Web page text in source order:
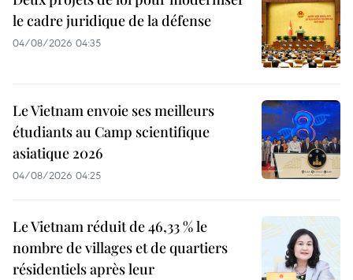
le cadre juridique de la défense
04/08/2026 04:35
Le Vietnam envoie ses meilleurs
étudiants au Camp scientifique
asiatique 2026
04/08/2026 04:25
Le Vietnam réduit de 46,33 % le
nombre de villages et de quartiers
résidentiels après leur